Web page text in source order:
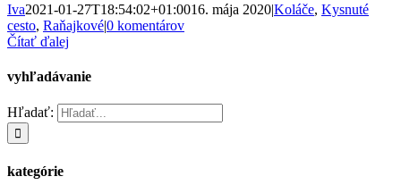
Iva2021-01-27T18:54:02+01:0016. mája 2020|Koláče, Kysnuté
cesto, Raňajkové|0 komentárov
Čítať ďalej
vyhľadávanie
Hľadať:
kategórie